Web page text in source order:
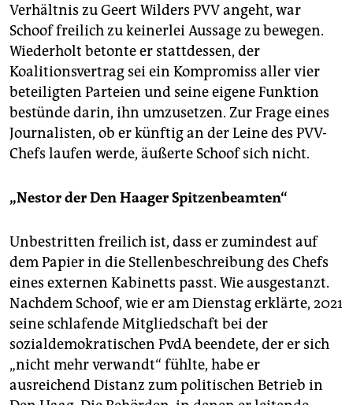
Verhältnis zu Geert Wilders PVV angeht, war
Schoof freilich zu keinerlei Aussage zu bewegen.
Wiederholt betonte er stattdessen, der
Koalitionsvertrag sei ein Kompromiss aller vier
beteiligten Parteien und seine eigene Funktion
bestünde darin, ihn umzusetzen. Zur Frage eines
Journalisten, ob er künftig an der Leine des PVV-
Chefs laufen werde, äußerte Schoof sich nicht.
„Nestor der Den Haager Spitzenbeamten“
Unbestritten freilich ist, dass er zumindest auf
dem Papier in die Stellenbeschreibung des Chefs
eines externen Kabinetts passt. Wie ausgestanzt.
Nachdem Schoof, wie er am Dienstag erklärte, 2021
seine schlafende Mitgliedschaft bei der
sozialdemokratischen PvdA beendete, der er sich
„nicht mehr verwandt“ fühlte, habe er
ausreichend Distanz zum politischen Betrieb in